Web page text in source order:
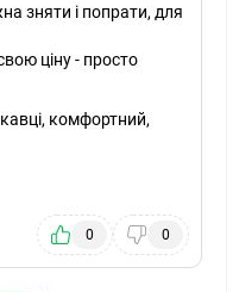
зняти і попрати, для
ціну - просто
комфортний,
0 0